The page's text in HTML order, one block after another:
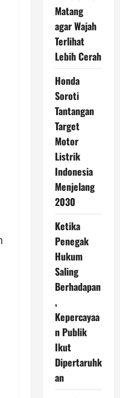
Matang
agar Wajah
Terlihat
Lebih Cerah
Honda
Soroti
Tantangan
Target
Motor
Listrik
Indonesia
Menjelang
2030
Ketika
Penegak
Hukum
Saling
Berhadapan
,
Kepercayaa
n Publik
Ikut
Dipertaruhk
an